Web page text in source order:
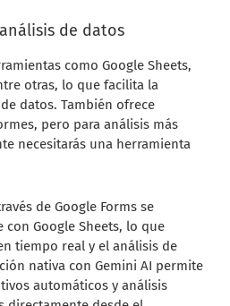
de datos
como Google Sheets,
otras, lo que facilita la
datos. También ofrece
pero para análisis más
necesitarás una herramienta
de Google Forms se
Google Sheets, lo que
tiempo real y el análisis de
nativa con Gemini AI permite
automáticos y análisis